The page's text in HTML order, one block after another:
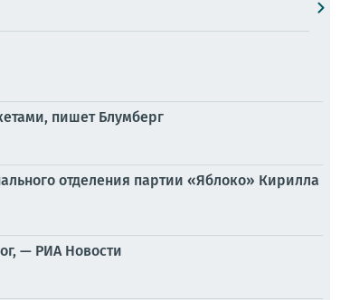
пишет Блумберг
отделения партии «Яблоко» Кирилла
— РИА Новости